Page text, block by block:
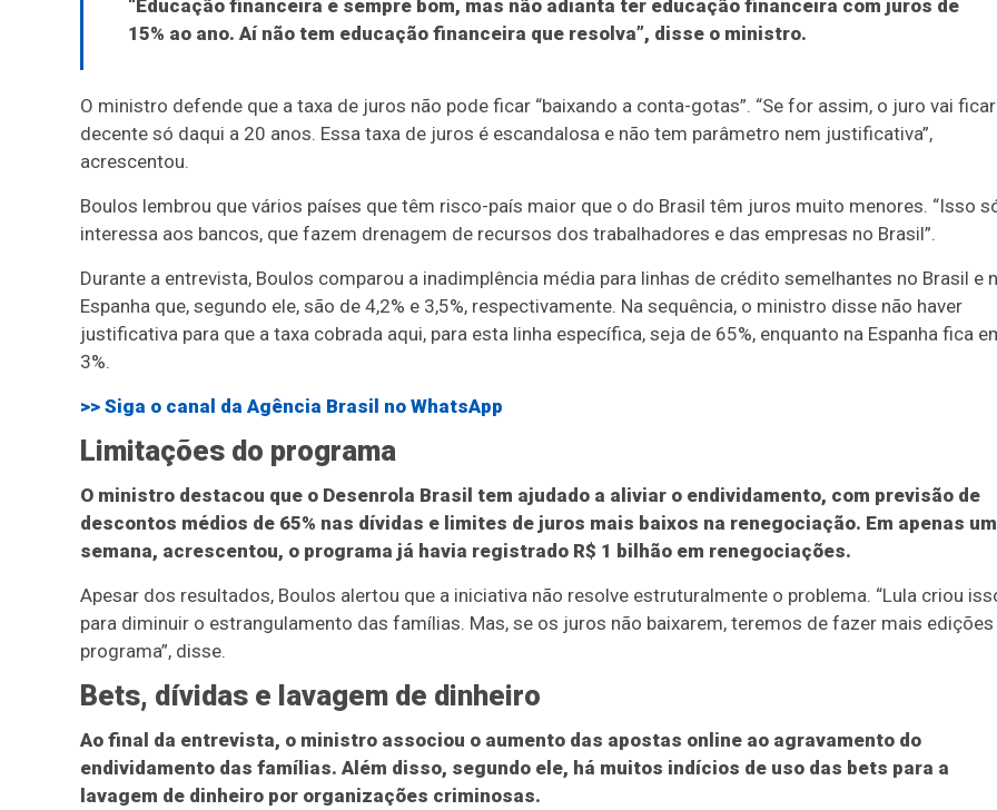
“Educação financeira é sempre bom, mas não adianta ter educação financeira com juros de
15% ao ano. Aí não tem educação financeira que resolva”, disse o ministro.
O ministro defende que a taxa de juros não pode ficar “baixando a conta-gotas”. “Se for assim, o juro vai ficar
decente só daqui a 20 anos. Essa taxa de juros é escandalosa e não tem parâmetro nem justificativa”,
acrescentou.
Boulos lembrou que vários países que têm risco-país maior que o do Brasil têm juros muito menores. “Isso
interessa aos bancos, que fazem drenagem de recursos dos trabalhadores e das empresas no Brasil”.
Durante a entrevista, Boulos comparou a inadimplência média para linhas de crédito semelhantes no Brasil e
Espanha que, segundo ele, são de 4,2% e 3,5%, respectivamente. Na sequência, o ministro disse não haver
justificativa para que a taxa cobrada aqui, para esta linha específica, seja de 65%, enquanto na Espanha fica
3%.
>> Siga o canal da Agência Brasil no WhatsApp
Limitações do programa
O ministro destacou que o Desenrola Brasil tem ajudado a aliviar o endividamento, com previsão de
descontos médios de 65% nas dívidas e limites de juros mais baixos na renegociação. Em apenas
semana, acrescentou, o programa já havia registrado R$ 1 bilhão em renegociações.
Apesar dos resultados, Boulos alertou que a iniciativa não resolve estruturalmente o problema. “Lula criou
para diminuir o estrangulamento das famílias. Mas, se os juros não baixarem, teremos de fazer mais
programa”, disse.
Bets, dívidas e lavagem de dinheiro
Ao final da entrevista, o ministro associou o aumento das apostas online ao agravamento do
endividamento das famílias. Além disso, segundo ele, há muitos indícios de uso das bets para a
lavagem de dinheiro por organizações criminosas.